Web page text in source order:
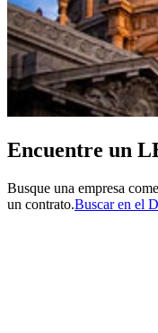
Encuentre un
Busque una empresa
un contrato.Buscar en el